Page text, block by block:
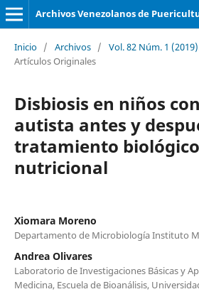
Archivos Venezolanos de
Inicio / Archivos / Vol. 82 Núm. 1
Artículos Originales
Disbiosis en niños
autista antes y
tratamiento
nutricional
Xiomara Moreno
Departamento de Microbiología Instituto
Andrea Olivares
Laboratorio de Investigaciones Básicas y
Medicina, Escuela de Bioanálisis,